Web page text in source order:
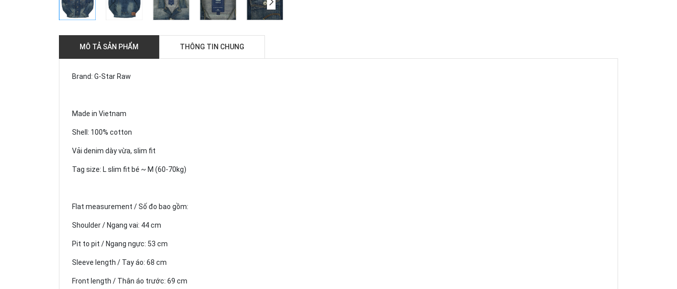
MÔ TẢ SẢN PHẨM THÔNG TIN CHUNG
Brand: G-Star Raw
Made in Vietnam
Shell: 100% cotton
Vải denim dày vừa, slim fit
Tag size: L slim fit bé ~ M (60-70kg)
Flat measurement / Số đo bao gồm:
Shoulder / Ngang vai: 44 cm
Pit to pit / Ngang ngực: 53 cm
Sleeve length / Tay áo: 68 cm
Front length / Thân áo trước: 69 cm